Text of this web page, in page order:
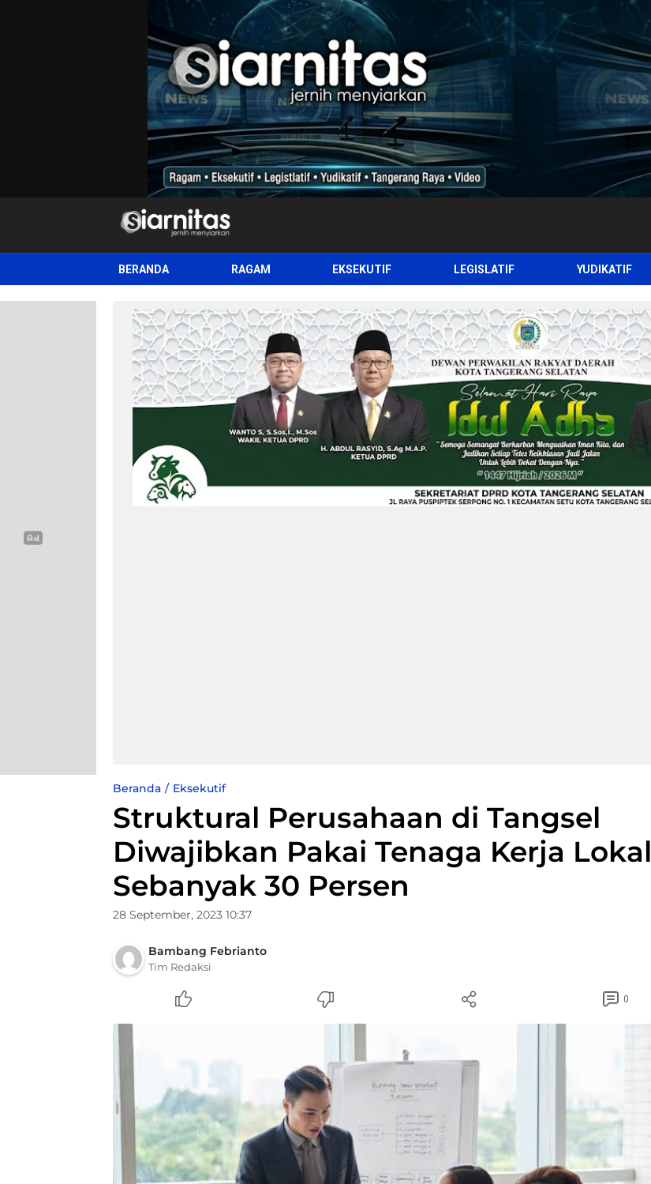
siarnitas
Jernih Menyiarkan
BERANDA RAGAM EKSEKUTIF LEGISLATIF YUDIKATIF
Beranda Eksekutif
Struktural Perusahaan di Tangsel
Diwajibkan Pakai Tenaga Kerja Lokal
Sebanyak 30 Persen
28 September, 2023 10:37
Bambang Febrianto
Tim Redaksi
0